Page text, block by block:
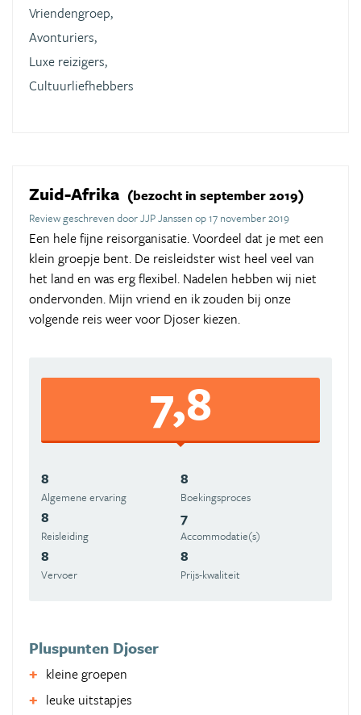
Vriendengroep,
Avonturiers,
Luxe reizigers,
Cultuurliefhebbers
Zuid-Afrika (bezocht in september 2019)
Review geschreven door JJP Janssen op 17 november 2019
Een hele fijne reisorganisatie. Voordeel dat je met een
klein groepje bent. De reisleidster wist heel veel van
het land en was erg flexibel. Nadelen hebben wij niet
ondervonden. Mijn vriend en ik zouden bij onze
volgende reis weer voor Djoser kiezen.
7,8
8
Algemene ervaring
8
Boekingsproces
8
Reisleiding
7
Accommodatie(s)
8
Vervoer
8
Prijs-kwaliteit
Pluspunten Djoser
kleine groepen
leuke uitstapjes